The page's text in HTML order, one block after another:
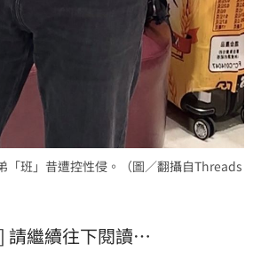
「班」昔遭控性侵。（圖／翻攝自Threads
請繼續往下閱讀…